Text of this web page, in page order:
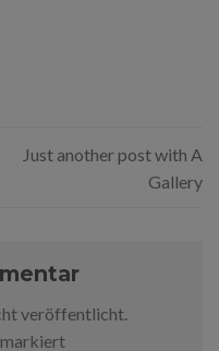
Just another post with A
Gallery
veröffentlicht.
markiert